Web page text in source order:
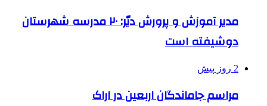
مدیر آموزش و پرورش دیّر: ۲۰ مدرسه شهرستان
دوشیفته است
2 روز پیش
مراسم جاماندگان اربعین در اراک